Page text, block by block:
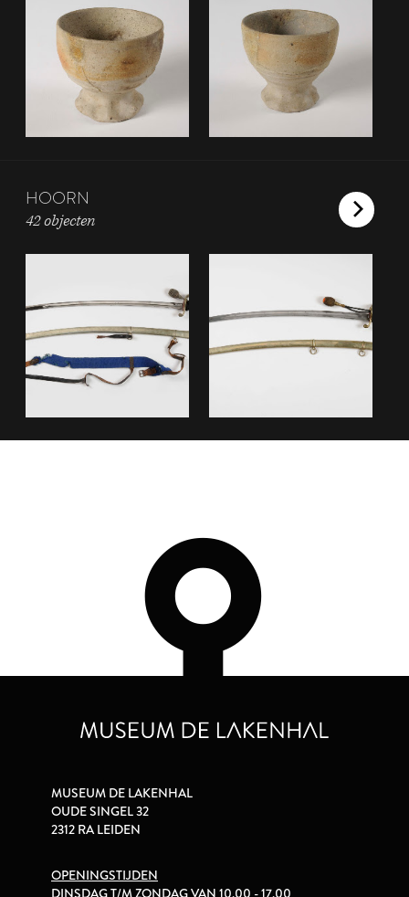
HOORN
42 objecten
MUSEUM DE LAKENHAL
OUDE SINGEL 32
2312 RA LEIDEN
OPENINGSTIJDEN